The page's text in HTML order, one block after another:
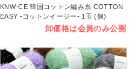
KNW-CE 韓国コットン編み糸 COTTON
EASY -コットンイージー- 1玉 (個)
卸価格は会員のみ公開